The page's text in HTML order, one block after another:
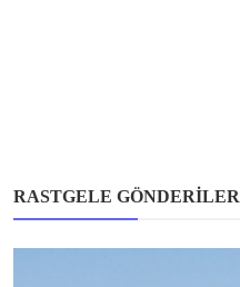
RASTGELE GÖNDERILER